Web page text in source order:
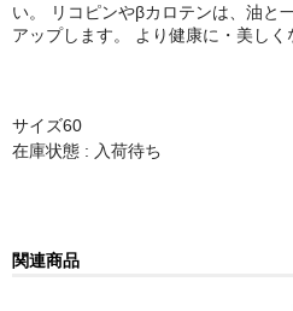
い。 リコピンやβカロテンは、油と
アップします。 より健康に・美しく
サイズ60
在庫状態 : 入荷待ち
関連商品